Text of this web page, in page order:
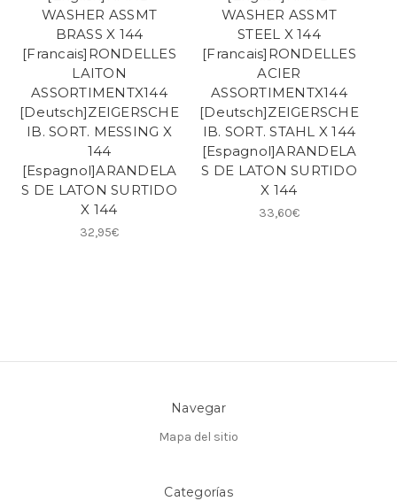
WASHER ASSMT
BRASS X 144
[Francais]RONDELLES
LAITON
ASSORTIMENTX144
[Deutsch]ZEIGERSCHE
IB. SORT. MESSING X
144
[Espagnol]ARANDELA
S DE LATON SURTIDO
X 144
32,95€
WASHER ASSMT
STEEL X 144
[Francais]RONDELLES
ACIER
ASSORTIMENTX144
[Deutsch]ZEIGERSCHE
IB. SORT. STAHL X 144
[Espagnol]ARANDELA
S DE LATON SURTIDO
X 144
33,60€
Navegar
Mapa del sitio
Categorías